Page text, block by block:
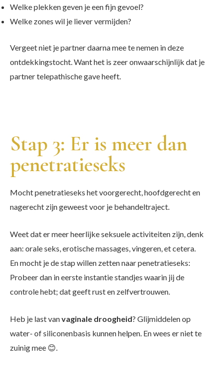
Welke plekken geven je een fijn gevoel?
Welke zones wil je liever vermijden?
Vergeet niet je partner daarna mee te nemen in deze
ontdekkingstocht. Want het is zeer onwaarschijnlijk dat je
partner telepathische gave heeft.
Stap 3: Er is meer dan
penetratieseks
Mocht penetratieseks het voorgerecht, hoofdgerecht en
nagerecht zijn geweest voor je behandeltraject.
Weet dat er meer heerlijke seksuele activiteiten zijn, denk
aan: orale seks, erotische massages, vingeren, et cetera.
En mocht je de stap willen zetten naar penetratieseks:
Probeer dan in eerste instantie standjes waarin jij de
controle hebt; dat geeft rust en zelfvertrouwen.
Heb je last vanvaginale droogheid? Glijmiddelen op
water- of siliconenbasis kunnen helpen. En wees er niet te
zuinig mee 😊.